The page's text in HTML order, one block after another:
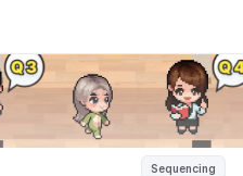
Sequencing